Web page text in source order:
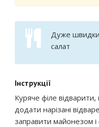
Дуже
салат
Інструкції
Куряче філе
додати нарізані
заправити майонезом